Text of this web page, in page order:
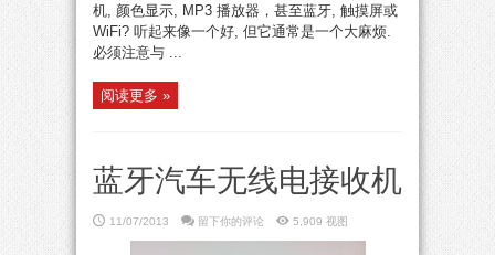
机, 颜色显示, MP3 播放器，甚至蓝牙, 触摸屏或
WiFi? 听起来像一个好, 但它通常是一个大麻烦.
必须注意与 ...
阅读更多 »
蓝牙汽车无线电接收机
11/07/2013 留下你的评论 5,909 视图